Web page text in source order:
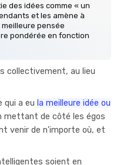
des idées comme « un
et les amène à
pensée
pondérée en fonction
collectivement, au lieu
qui a eu la meilleure idée ou
mettant de côté les égos
venir de n'importe où, et
soient en